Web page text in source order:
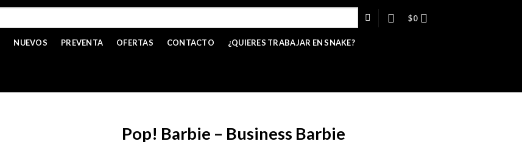
$0
NUEVOS PREVENTA OFERTAS CONTACTO ¿QUIERES TRABAJAR EN SNAKE?
Pop! Barbie – Business Barbie